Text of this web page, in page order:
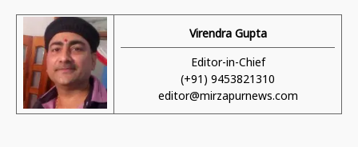
Virendra Gupta
Editor-in-Chief
(+91) 9453821310
editor@mirzapurnews.com